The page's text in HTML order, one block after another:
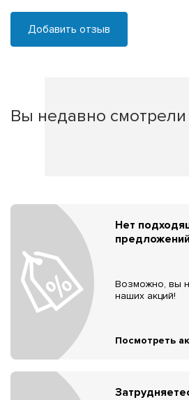
Добавить отзыв
Вы недавно смотрели
Нет
Возможно, вы
наших акций!
Посмотреть